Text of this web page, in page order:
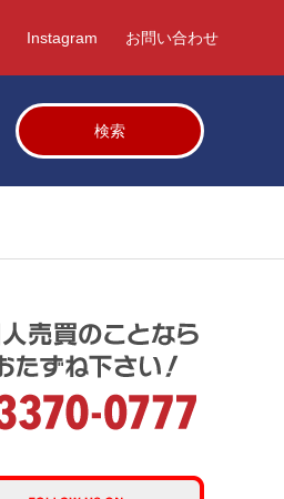
Instagram お問い合わせ